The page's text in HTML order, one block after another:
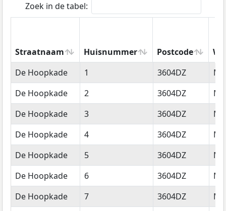
Zoek in de tabel:
Straatnaam Huisnummer Postcode
Straatnaam
Huisnummer Postcode
De Hoopkade 1 3604DZ
De Hoopkade
2 3604DZ
De Hoopkade
3 3604DZ
De Hoopkade
4 3604DZ
De Hoopkade
5 3604DZ
De Hoopkade
6 3604DZ
De Hoopkade
7 3604DZ